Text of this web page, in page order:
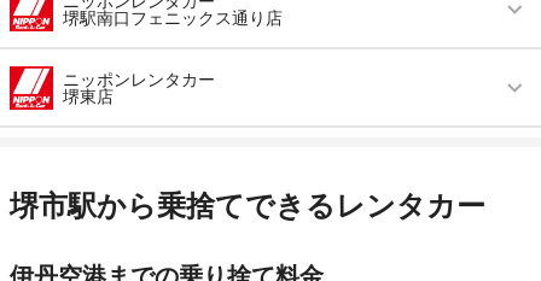
堺駅南口フェニックス通り店
営業時間
(月〜金) 08:00 ～ 19:00 / (土・日・祝) 09:00 ～
18:00
アクセス 堺駅より徒歩で約1分（送迎なし）
店舗詳細 店舗詳細ページはこちら
ニッポンレンタカー
堺東店
アクセス 堺東駅より徒歩で約5分（送迎なし）
店舗詳細 店舗詳細ページはこちら
堺市駅から乗捨てできるレンタカー